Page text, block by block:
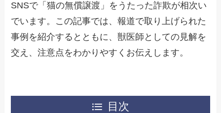
SNSで「猫の無償譲渡」をうたった詐欺が相次い
でいます。この記事では、報道で取り上げられた
事例を紹介するとともに、獣医師としての見解を
交え、注意点をわかりやすくお伝えします。
目次